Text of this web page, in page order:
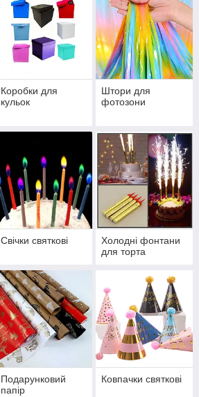
Коробки для
кульок
Штори для
фотозони
Свічки святкові
Холодні фонтани
для торта
Подарунковий
папір
Ковпачки святкові